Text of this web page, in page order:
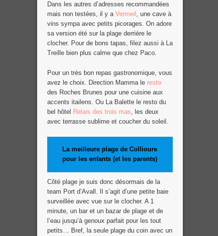
Dans les autres d’adresses recommandées
mais non testées, il y a Vermeil
, une cave à
vins sympa avec petits picorages. On adore
sa version été sur la plage derrière le
clocher. Pour de bons tapas, filez aussi à La
Treille bien plus calme que chez Paco.
Pour un très bon repas gastronomique, vous
avez le choix. Direction Mamma le resto
des Roches Brunes pour une cuisine aux
accents itailens. Ou La Balette le resto du
bel hôtel Relais des trois mas, les deux
avec terrasse sublime et coucher du soleil.
La meilleure plage de Collioure
pour les enfants (et les parents)
Côté plage je suis donc désormais de la
team Port d’Avall. Il s’agit d’une petite baie
surveillée avec vue sur le clocher. A 1
minute, un bar et un bazar de plage et de
l’eau jusqu’à genoux parfait pour les tout
petits… Bref, la seule plage du coin avec un